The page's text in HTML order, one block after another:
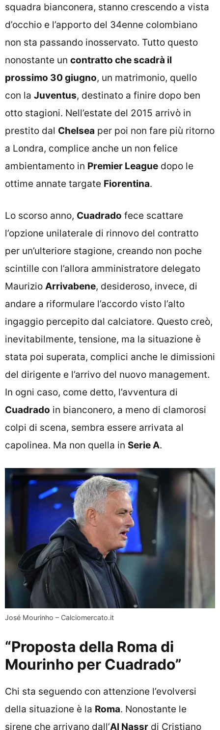
squadra bianconera, stanno crescendo a vista
d’occhio e l’apporto del 34enne colombiano
non sta passando inosservato. Tutto questo
nonostante un contratto che scadrà il
prossimo 30 giugno, un matrimonio, quello
con la Juventus, destinato a finire dopo ben
otto stagioni. Nell’estate del 2015 arrivò in
prestito dal Chelsea per poi non fare più ritorno
a Londra, complice anche un non felice
ambientamento in Premier League dopo le
ottime annate targate Fiorentina.
Lo scorso anno, Cuadrado fece scattare
l’opzione unilaterale di rinnovo del contratto
per un’ulteriore stagione, creando non poche
scintille con l’allora amministratore delegato
Maurizio Arrivabene, desideroso, invece, di
andare a riformulare l’accordo visto l’alto
ingaggio percepito dal calciatore. Questo creò,
inevitabilmente, tensione, ma la situazione è
stata poi superata, complici anche le dimissioni
del dirigente e l’arrivo del nuovo management.
In ogni caso, come detto, l’avventura di
Cuadrado in bianconero, a meno di clamorosi
colpi di scena, sembra essere arrivata al
capolinea. Ma non quella in Serie A.
José Mourinho – Calciomercato.it
“Proposta della Roma di
Mourinho per Cuadrado”
Chi sta seguendo con attenzione l’evolversi
della situazione è la Roma. Nonostante le
sirene che arrivano dall’Al Nassr di Cristiano